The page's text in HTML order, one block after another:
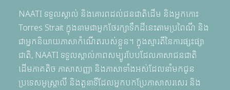
NAATI ទទួលស្គាល់ និងគោរពដល់ជនជាតិដើម និងអ្នកកោះ
Torres Strait ក្នុងនាមជាអ្នកថែរក្សាទឹកដីនេះតាមប្រពៃណី និង
ជាអ្នកនិយាយភាសាកំណើតរបស់ខ្លួន។ ក្នុងស្មារតីនៃការផ្សះផ្សា
ជាតិ, NAATI ទទួលស្គាល់ភាពសម្បូរបែបដែលភាសាជនជាតិ
ដើមភាគតិច ភាសាសញ្ញា និងភាសាទាំងអស់ដែលនាំមកជូន
ប្រទេសអូស្ត្រាលី និងតួនាទីដែលអ្នកបកប្រែភាសាសរសេរ និង